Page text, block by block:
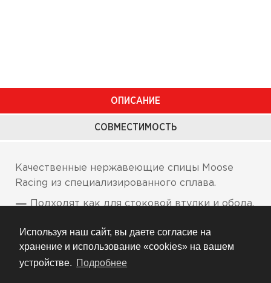
Используя наш сайт, вы даете согласие на
хранение и использование «cookies» на вашем
устройстве. Подробнее
ОПИСАНИЕ
СОВМЕСТИМОСТЬ
Качественные нержавеющие спицы Moose
Racing из специализированного сплава.
Подходят как для стоковой втулки и обода,
Продаются только набором